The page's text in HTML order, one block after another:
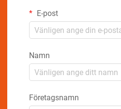
E-post
Namn
Företagsnamn